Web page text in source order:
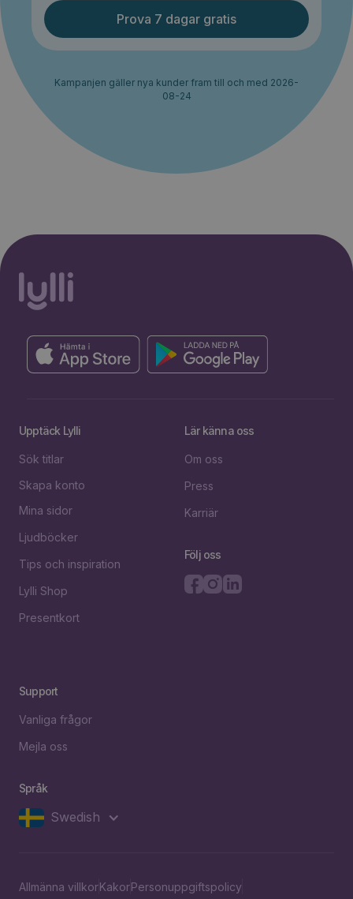
Prova 7 dagar gratis
Kampanjen gäller nya kunder fram till och med 2026-
08-24
Upptäck Lylli
Sök titlar
Skapa konto
Mina sidor
Ljudböcker
Tips och inspiration
Lylli Shop
Presentkort
Lär känna oss
Om oss
Press
Karriär
Följ oss
Support
Vanliga frågor
Mejla oss
Språk
Swedish
Allmänna villkorKakorPersonuppgiftspolicy